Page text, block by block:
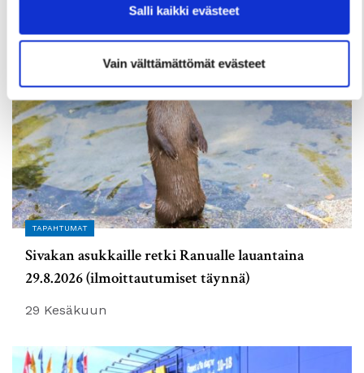
Salli kaikki evästeet
Vain välttämättömät evästeet
TAPAHTUMAT
Sivakan asukkaille retki Ranualle lauantaina
29.8.2026 (ilmoittautumiset täynnä)
29 Kesäkuun